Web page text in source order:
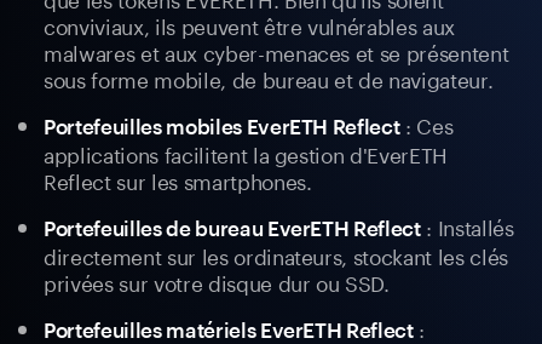
conviviaux, ils peuvent être vulnérables aux
malwares et aux cyber-menaces et se présentent
sous forme mobile, de bureau et de navigateur.
Portefeuilles mobiles EverETH Reflect: Ces
applications facilitent la gestion d'EverETH
Reflect sur les smartphones.
Portefeuilles de bureau EverETH Reflect: Installés
directement sur les ordinateurs, stockant les clés
privées sur votre disque dur ou SSD.
Portefeuilles matériels EverETH Reflect: